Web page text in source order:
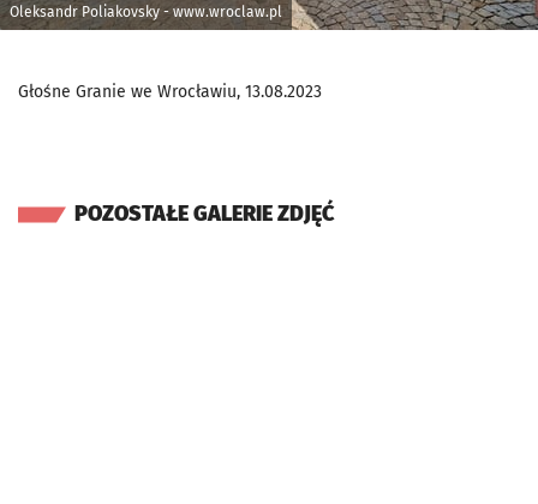
Oleksandr Poliakovsky - www.wroclaw.pl
Głośne Granie we Wrocławiu, 13.08.2023
POZOSTAŁE GALERIE ZDJĘĆ